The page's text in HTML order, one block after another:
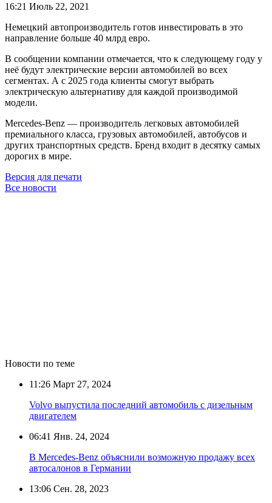
16:21 Июль 22, 2021
Немецкий автопроизводитель готов инвестировать в это
направление больше 40 млрд евро.
В сообщении компании отмечается, что к следующему году у
неё будут электрические версии автомобилей во всех
сегментах. А с 2025 года клиенты смогут выбрать
электрическую альтернативу для каждой производимой
модели.
Mercedes-Benz — производитель легковых автомобилей
премиального класса, грузовых автомобилей, автобусов и
других транспортных средств. Бренд входит в десятку самых
дорогих в мире.
Версия для печати
Все новости
Новости по теме
11:26 Март 27, 2024
Volvo выпустила последний автомобиль с дизельным
двигателем
06:41 Янв. 24, 2024
В Mercedes-Benz объяснили возможную продажу всех
автосалонов в Германии
13:06 Сен. 28, 2023